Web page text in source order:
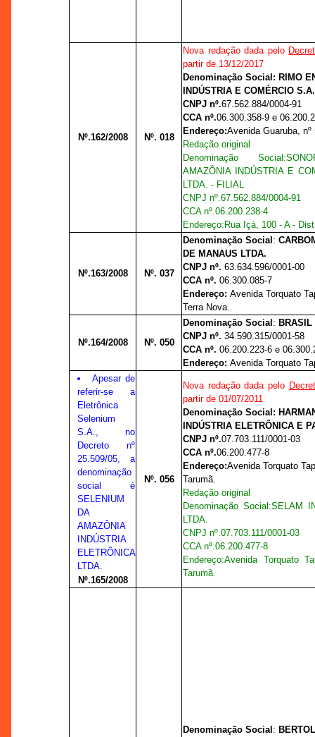
Nº.162/2008 Nº. 018
Nova redação dada pelo
partir de 13/12/2017
Denominação Social: RIMO
INDÚSTRIA E COMÉRCIO S.A.
CNPJ nº.67.562.884/0004-91
CCA nº.06.300.358-9 e
Endereço:Avenida Guaruba,
Redação original
Denominação Social :
AMAZÔNIA INDÚSTRIA E
LTDA. - FILIAL
CNPJ nº.67.562.884/0004-91
CCA nº.06.200.238-4
Endereço: Rua Içá, 100 - A -
Nº.163/2008 Nº. 037
Denominação Social :
DE MANAUS LTDA.
CNPJ nº. 63.634.596/0001-00
CCA nº. 06.300.085-7
Endereço:Avenida Torquato
Terra Nova.
Nº.164/2008 Nº. 050
Denominação Social : BRASIL
CNPJ nº. 34.590.315/0001-58
CCA nº. 06.200.223-6 e
Endereço:Avenida Torquato
Apesar de
referir-se a
Eletrônica
Selenium
S.A., no
Decreto nº
25.509/05, a
denominação
social é
SELENIUM
DA
AMAZÔNIA
INDÚSTRIA
ELETRÔNICA
LTDA.
Nº.165/2008
Nº. 056
Nova redação dada pelo
partir de 01/07/2011
Denominação Social:
INDÚSTRIA ELETRÔNICA E
CNPJ nº.07.703.111/0001-03
CCA nº.06.200.477-8
Endereço:Avenida Torquato
Tarumã.
Redação original
Denominação Social :SELAM
LTDA.
CNPJ nº.07.703.111/0001-03
CCA nº.06.200.477-8
Endereço:Avenida Torquato
Tarumã.
Denominação Social :